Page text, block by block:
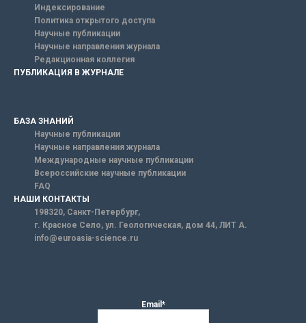
Индексирование
Политика открытого доступа
Научные публикации
Научные направления журнала
Редакционная коллегия
ПУБЛИКАЦИЯ В ЖУРНАЛЕ
БАЗА ЗНАНИЙ
Научные публикации
Научные направления журнала
Международные научные публикации
Всероссийские научные публикации
FAQ
НАШИ КОНТАКТЫ
198320, Санкт-Петербург,
г. Красное Село, ул. Геологическая, дом 44, ЛИТ А.
info@euroasia-science.ru
Email*